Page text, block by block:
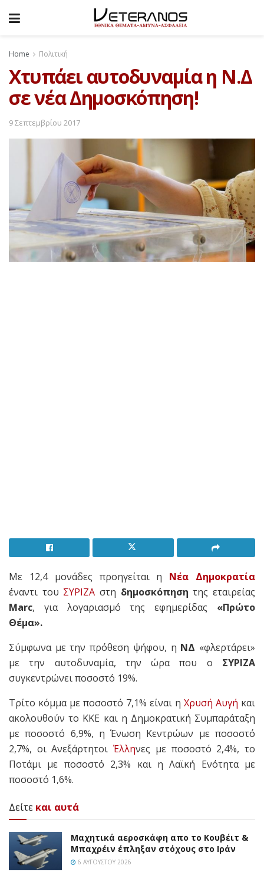
Home Πολιτική
Χτυπάει αυτοδυναμία η Ν.Δ
σε νέα Δημοσκόπηση!
9 Σεπτεμβρίου 2017
Με 12,4 μονάδες προηγείται η Νέα Δημοκρατία
έναντι του ΣΥΡΙΖΑ στη δημοσκόπησητης εταιρείας
Marc, για λογαριασμό της εφημερίδας «Πρώτο
Θέμα».
Σύμφωνα με την πρόθεση ψήφου, η ΝΔ «φλερτάρει»
με την αυτοδυναμία, την ώρα που ο ΣΥΡΙΖΑ
συγκεντρώνει ποσοστό 19%.
Τρίτο κόμμα με ποσοστό 7,1% είναι η Χρυσή Αυγή και
ακολουθούν το ΚΚΕ και η Δημοκρατική Συμπαράταξη
με ποσοστό 6,9%, η Ένωση Κεντρώων με ποσοστό
2,7%, οι ΑνεξάρτητοιΈλληνες με ποσοστό 2,4%, το
Ποτάμι με ποσοστό 2,3% και η Λαϊκή Ενότητα με
ποσοστό 1,6%.
Δείτε και αυτά
Mαχητικά αεροσκάφη απο το Κουβέιτ &
Μπαχρέιν έπληξαν στόχους στο Ιράν
6 ΑΥΓΟΎΣΤΟΥ 2026